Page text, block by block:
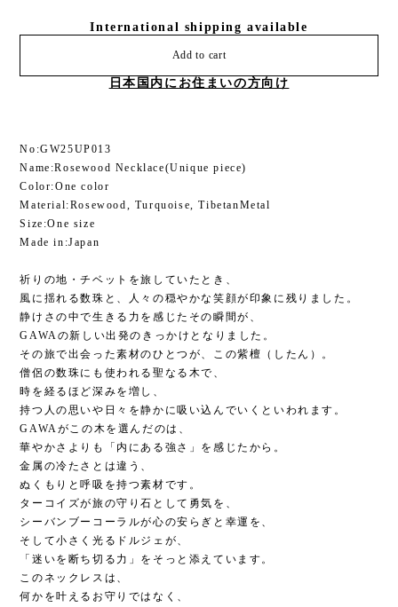
International shipping available
Add to cart
日本国内にお住まいの方向け
No:GW25UP013
Name:Rosewood Necklace(Unique piece)
Color:One color
Material:Rosewood, Turquoise, TibetanMetal
Size:One size
Made in:Japan
祈りの地・チベットを旅していたとき、
風に揺れる数珠と、人々の穏やかな笑顔が印象に残りました。
静けさの中で生きる力を感じたその瞬間が、
GAWAの新しい出発のきっかけとなりました。
その旅で出会った素材のひとつが、この紫檀（したん）。
僧侶の数珠にも使われる聖なる木で、
時を経るほど深みを増し、
持つ人の思いや日々を静かに吸い込んでいくといわれます。
GAWAがこの木を選んだのは、
華やかさよりも「内にある強さ」を感じたから。
金属の冷たさとは違う、
ぬくもりと呼吸を持つ素材です。
ターコイズが旅の守り石として勇気を、
シーバンブーコーラルが心の安らぎと幸運を、
そして小さく光るドルジェが、
「迷いを断ち切る力」をそっと添えています。
このネックレスは、
何かを叶えるお守りではなく、